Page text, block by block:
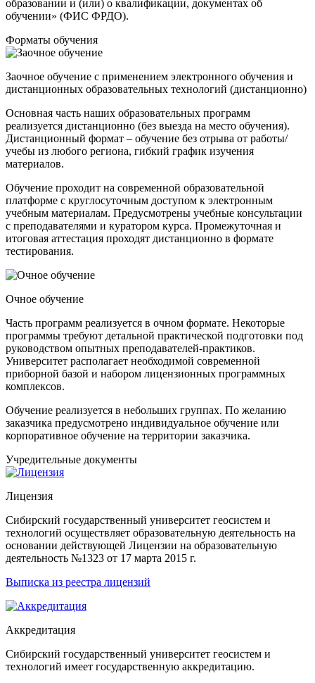
образовании и (или) о квалификации, документах об
обучении» (ФИС ФРДО).
Форматы обучения
Заочное обучение с применением электронного обучения и
дистанционных образовательных технологий (дистанционно)
Основная часть наших образовательных программ
реализуется дистанционно (без выезда на место обучения).
Дистанционный формат – обучение без отрыва от работы/
учебы из любого региона, гибкий график изучения
материалов.
Обучение проходит на современной образовательной
платформе c круглосуточным доступом к электронным
учебным материалам. Предусмотрены учебные консультации
с преподавателями и куратором курса. Промежуточная и
итоговая аттестация проходят дистанционно в формате
тестирования.
Очное обучение
Часть программ реализуется в очном формате. Некоторые
программы требуют детальной практической подготовки под
руководством опытных преподавателей-практиков.
Университет располагает необходимой современной
приборной базой и набором лицензионных программных
комплексов.
Обучение реализуется в небольших группах. По желанию
заказчика предусмотрено индивидуальное обучение или
корпоративное обучение на территории заказчика.
Учредительные документы
Лицензия
Сибирский государственный университет геосистем и
технологий осуществляет образовательную деятельность на
основании действующей Лицензии на образовательную
деятельность №1323 от 17 марта 2015 г.
Выписка из реестра лицензий
Аккредитация
Сибирский государственный университет геосистем и
технологий имеет государственную аккредитацию.